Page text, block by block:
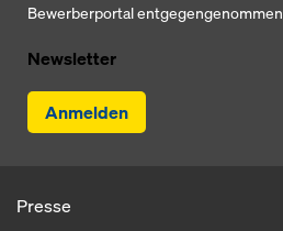
Bewerberportal entgegengenommen
Newsletter
Anmelden
Presse